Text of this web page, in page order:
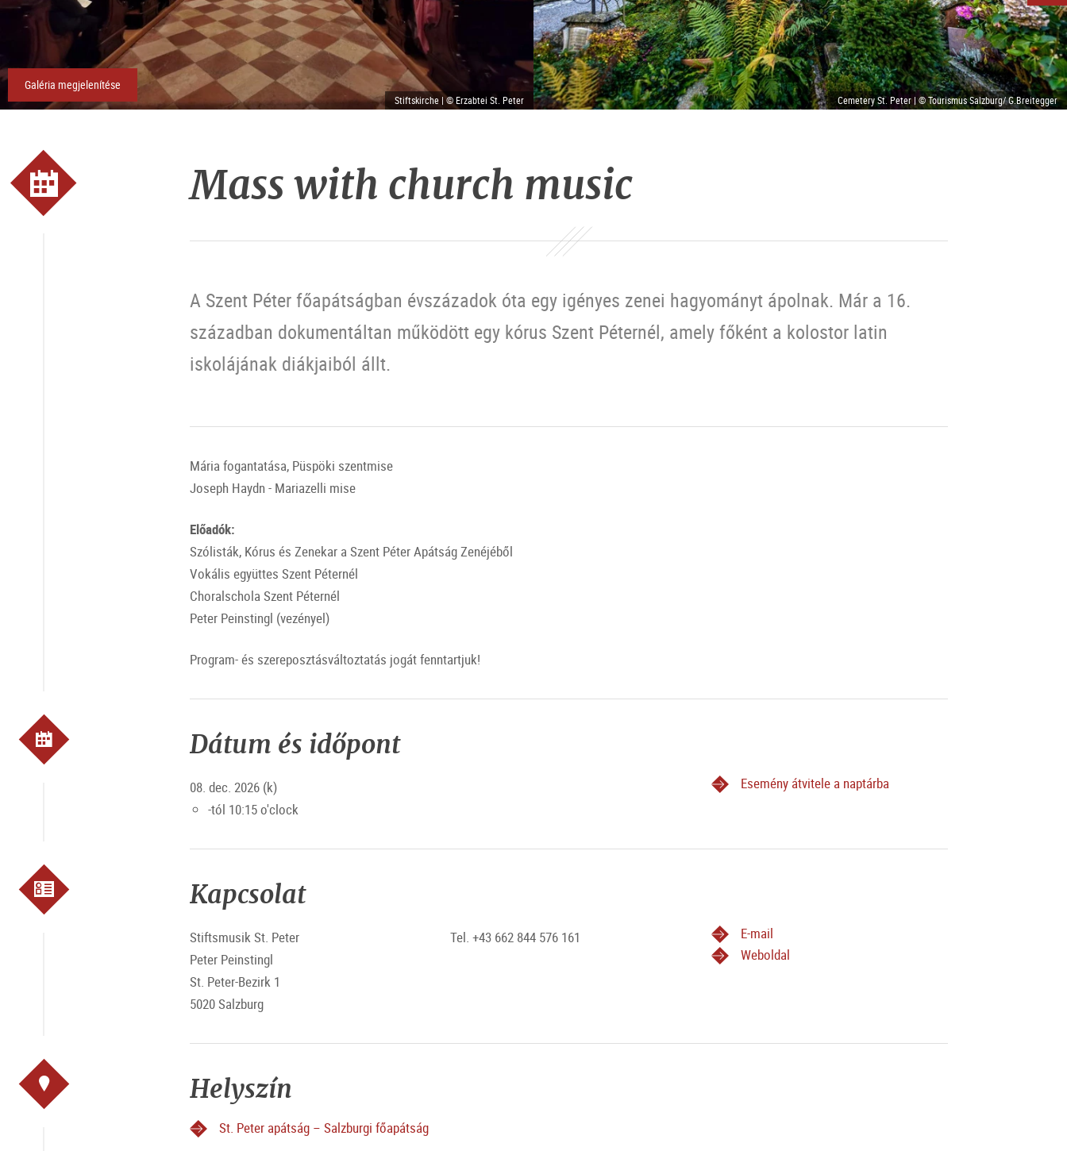
Stiftskirche | © Erzabtei St. Peter
Galéria megjelenítése
Cemetery St. Peter | © Tourismus Salzburg/ G.Breitegger
Mass with church music
A Szent Péter főapátságban évszázadok óta egy igényes zenei hagyományt ápolnak. Már a 16.
században dokumentáltan működött egy kórus Szent Péternél, amely főként a kolostor latin
iskolájának diákjaiból állt.
Mária fogantatása, Püspöki szentmise
Joseph Haydn - Mariazelli mise
Előadók:
Szólisták, Kórus és Zenekar a Szent Péter Apátság Zenéjéből
Vokális együttes Szent Péternél
Choralschola Szent Péternél
Peter Peinstingl (vezényel)
Program- és szereposztásváltoztatás jogát fenntartjuk!
Dátum és időpont
08. dec. 2026 (k)
-tól 10:15 o'clock
Esemény átvitele a naptárba
Kapcsolat
Stiftsmusik St. Peter
Peter Peinstingl
St. Peter-Bezirk 1
5020 Salzburg
Tel. +43 662 844 576 161
E-mail
Weboldal
Helyszín
St. Peter apátság – Salzburgi főapátság